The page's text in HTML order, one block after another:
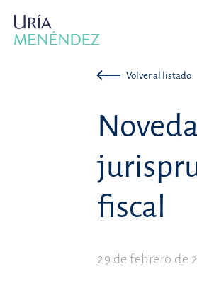
Volver al listado
fiscal
29 de febrero de